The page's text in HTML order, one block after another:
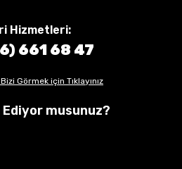
Hizmetleri:
661 68 47
Görmek için Tıklayınız
Ediyor musunuz?